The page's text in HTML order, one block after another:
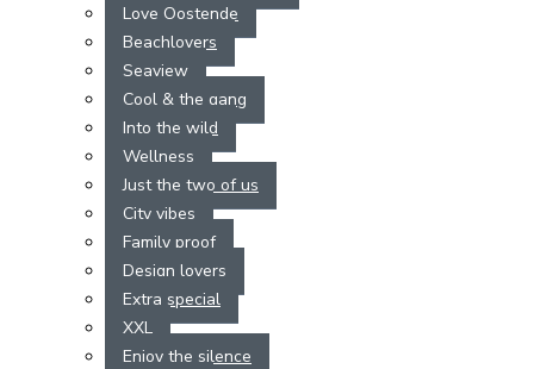
Love Oostende
Beachlovers
Seaview
Cool & the gang
Into the wild
Wellness
Just the two of us
City vibes
Family proof
Design lovers
Extra special
XXL
Enjoy the silence